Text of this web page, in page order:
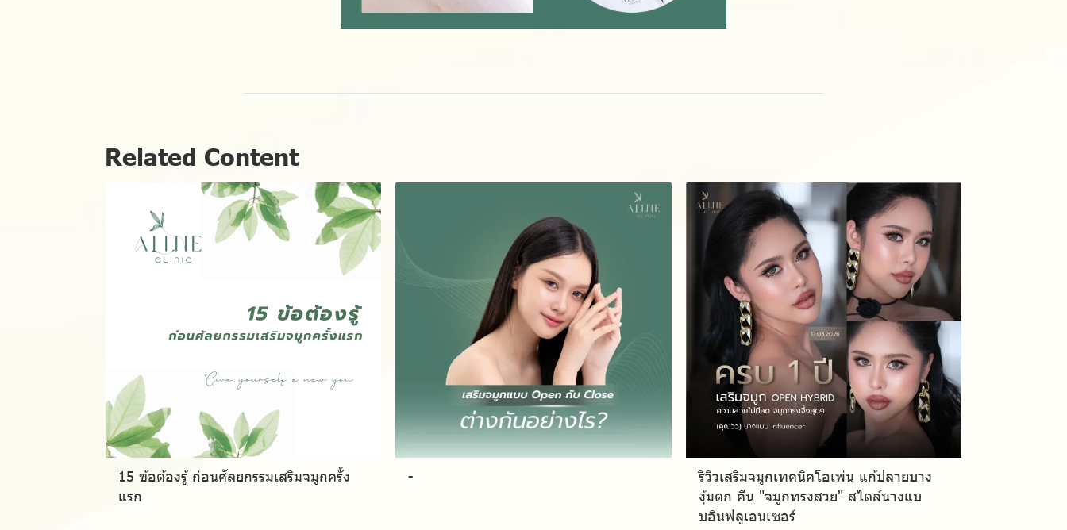
Related Content
15 ข้อต้องรู้ ก่อนศัลยกรรมเสริมจมูกครั้ง
แรก
-
รีวิวเสริมจมูกเทคนิคโอเพ่น แก้ปลายบาง
งุ้มตก คืน "จมูกทรงสวย" สไตล์นางแบ
บอินฟลูเอนเซอร์